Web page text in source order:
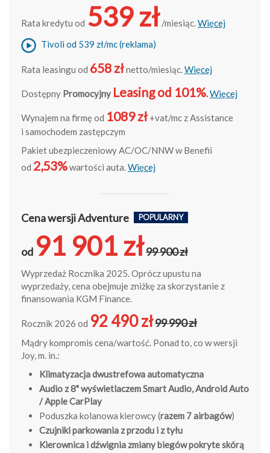
Rata kredytu od 539 zł /miesiąc.Więcej
Tivoli od 539 zł/mc (reklama)
Rata leasingu od 658 złnetto/miesiąc.Więcej
Dostępny Promocyjny Leasing od 101%.Więcej
Wynajem na firmę od 1089 zł +vat/mc z Assistance
i samochodem zastępczym
Pakiet ubezpieczeniowy AC/OC/NNW w Benefii
od 2,53%wartości auta.Więcej
Cena wersji Adventure POPULARNY
od 91 901 zł99 900 zł
Wyprzedaż Rocznika 2025. Oprócz upustu na
wyprzedaży, cena obejmuje zniżkę za skorzystanie z
finansowania KGM Finance.
Rocznik 2026 od 92 490 zł99 990 zł
Mądry kompromis cena/wartość. Ponad to, co w wersji
Joy, m. in.:
Klimatyzacja dwustrefowa automatyczna
Audio z 8" wyświetlaczem Smart Audio, Android Auto
/ Apple CarPlay
Poduszka kolanowa kierowcy (razem 7 airbagów)
Czujniki parkowania z przodu i z tyłu
Kierownica i dźwignia zmiany biegów pokryte skórą